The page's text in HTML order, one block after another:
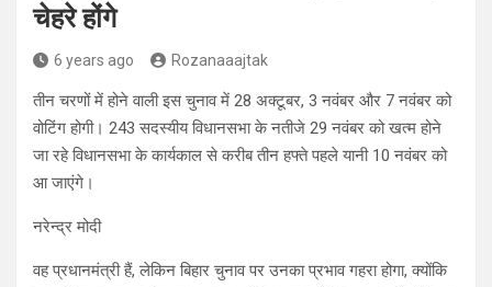
चेहरे होंगे
6 years ago Rozanaaajtak
तीन चरणों में होने वाली इस चुनाव में 28 अक्टूबर, 3 नवंबर और 7 नवंबर को
वोटिंग होगी। 243 सदस्यीय विधानसभा के नतीजे 29 नवंबर को खत्म होने
जा रहे विधानसभा के कार्यकाल से करीब तीन हफ्ते पहले यानी 10 नवंबर को
आ जाएंगे।
नरेन्द्र मोदी
वह प्रधानमंत्री हैं, लेकिन बिहार चुनाव पर उनका प्रभाव गहरा होगा, क्योंकि